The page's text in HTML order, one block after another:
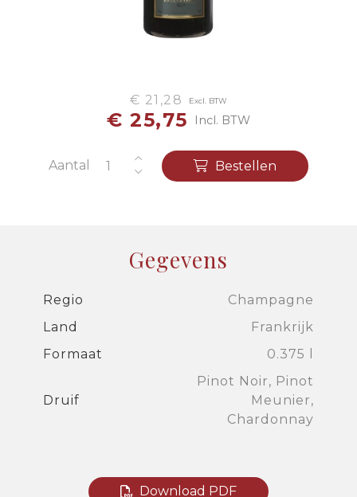
€ 21,28 Excl. BTW
€ 25,75 Incl. BTW
Aantal Bestellen
Gegevens
Regio
Champagne
Land
Frankrijk
Formaat
0.375 l
Druif
Pinot Noir, Pinot
Meunier,
Chardonnay
Download PDF